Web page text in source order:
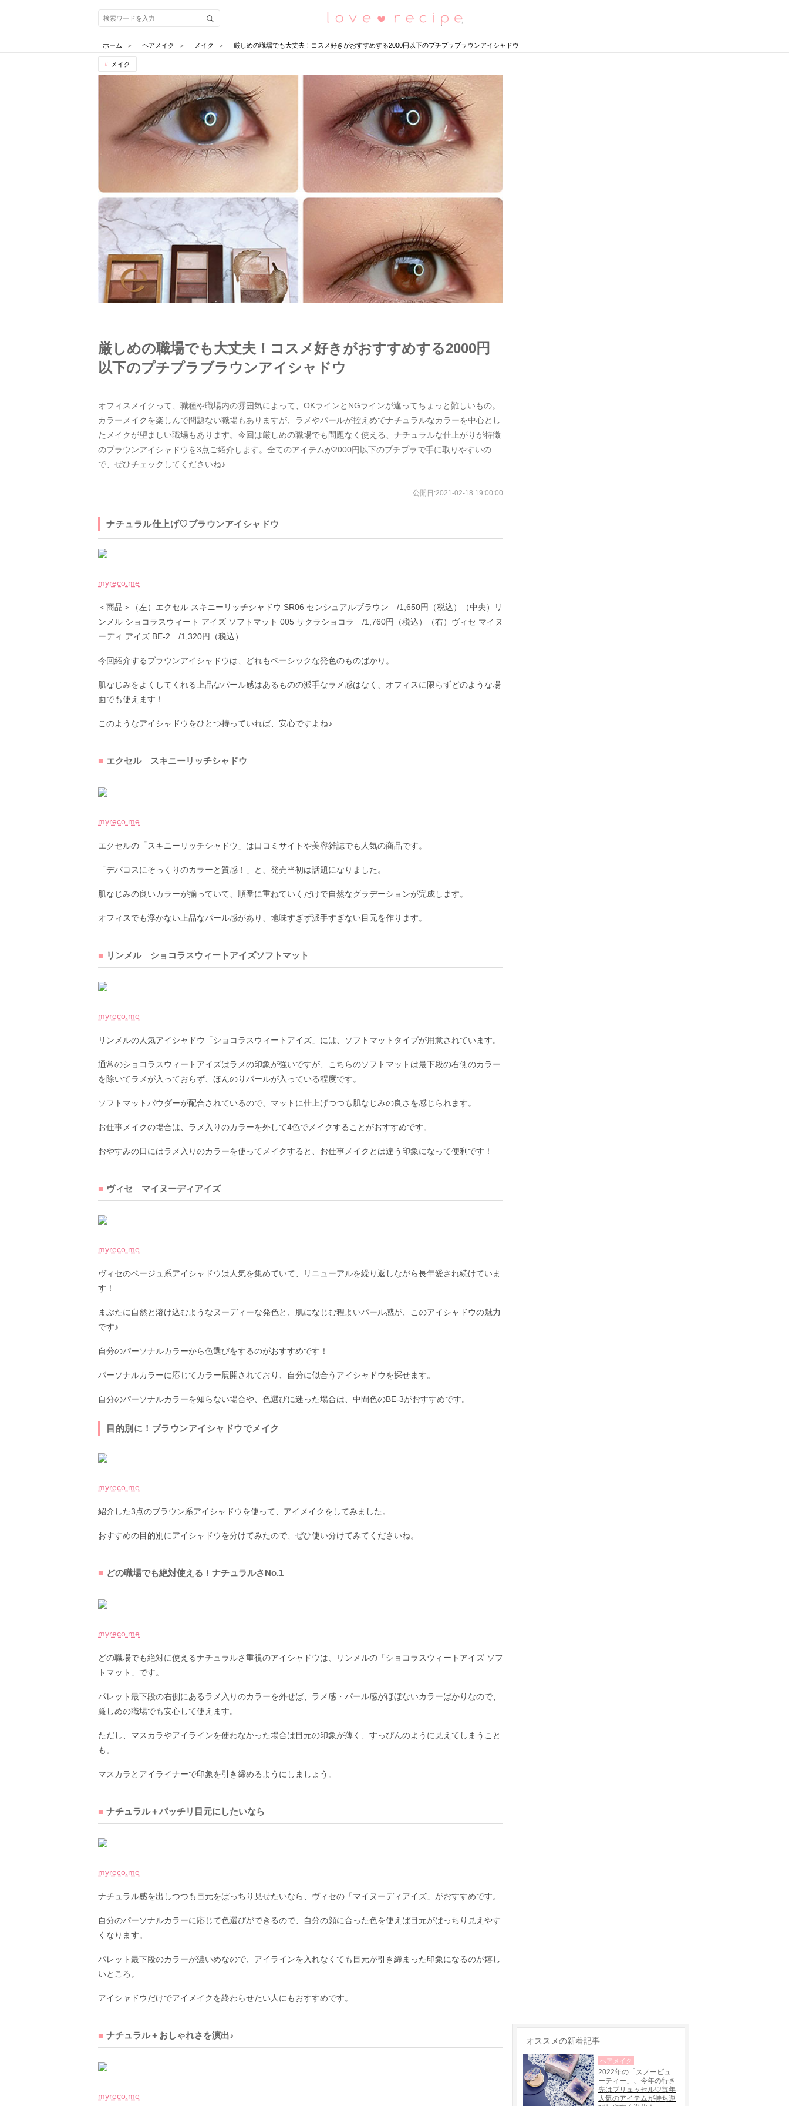
恋愛レシピ
ホーム ヘアメイク メイク 厳しめの職場でも大丈夫！コスメ好きがおすすめする2000円以下のプチプラブラウンアイシャドウ
メイク
厳しめの職場でも大丈夫！コスメ好きがおすすめする2000円
以下のプチプラブラウンアイシャドウ
オフィスメイクって、職種や職場内の雰囲気によって、OKラインとNGラインが違ってちょっと難しいもの。
カラーメイクを楽しんで問題ない職場もありますが、ラメやパールが控えめでナチュラルなカラーを中心とし
たメイクが望ましい職場もあります。今回は厳しめの職場でも問題なく使える、ナチュラルな仕上がりが特徴
のブラウンアイシャドウを3点ご紹介します。全てのアイテムが2000円以下のプチプラで手に取りやすいの
で、ぜひチェックしてくださいね♪
公開日:2021-02-18 19:00:00
ナチュラル仕上げ♡ブラウンアイシャドウ
myreco.me
＜商品＞（左）エクセル スキニーリッチシャドウ SR06 センシュアルブラウン /1,650円（税込）（中央）リ
ンメル ショコラスウィート アイズ ソフトマット 005 サクラショコラ /1,760円（税込）（右）ヴィセ マイヌ
ーディ アイズ BE-2 /1,320円（税込）
今回紹介するブラウンアイシャドウは、どれもベーシックな発色のものばかり。
肌なじみをよくしてくれる上品なパール感はあるものの派手なラメ感はなく、オフィスに限らずどのような場
面でも使えます！
このようなアイシャドウをひとつ持っていれば、安心ですよね♪
エクセル スキニーリッチシャドウ
myreco.me
エクセルの「スキニーリッチシャドウ」は口コミサイトや美容雑誌でも人気の商品です。
「デパコスにそっくりのカラーと質感！」と、発売当初は話題になりました。
肌なじみの良いカラーが揃っていて、順番に重ねていくだけで自然なグラデーションが完成します。
オフィスでも浮かない上品なパール感があり、地味すぎず派手すぎない目元を作ります。
リンメル ショコラスウィートアイズソフトマット
myreco.me
リンメルの人気アイシャドウ「ショコラスウィートアイズ」には、ソフトマットタイプが用意されています。
通常のショコラスウィートアイズはラメの印象が強いですが、こちらのソフトマットは最下段の右側のカラー
を除いてラメが入っておらず、ほんのりパールが入っている程度です。
ソフトマットパウダーが配合されているので、マットに仕上げつつも肌なじみの良さを感じられます。
お仕事メイクの場合は、ラメ入りのカラーを外して4色でメイクすることがおすすめです。
おやすみの日にはラメ入りのカラーを使ってメイクすると、お仕事メイクとは違う印象になって便利です！
ヴィセ マイヌーディアイズ
myreco.me
ヴィセのベージュ系アイシャドウは人気を集めていて、リニューアルを繰り返しながら長年愛され続けていま
す！
まぶたに自然と溶け込むようなヌーディーな発色と、肌になじむ程よいパール感が、このアイシャドウの魅力
です♪
自分のパーソナルカラーから色選びをするのがおすすめです！
パーソナルカラーに応じてカラー展開されており、自分に似合うアイシャドウを探せます。
自分のパーソナルカラーを知らない場合や、色選びに迷った場合は、中間色のBE-3がおすすめです。
目的別に！ブラウンアイシャドウでメイク
myreco.me
紹介した3点のブラウン系アイシャドウを使って、アイメイクをしてみました。
おすすめの目的別にアイシャドウを分けてみたので、ぜひ使い分けてみてくださいね。
どの職場でも絶対使える！ナチュラルさNo.1
myreco.me
どの職場でも絶対に使えるナチュラルさ重視のアイシャドウは、リンメルの「ショコラスウィートアイズ ソフ
トマット」です。
パレット最下段の右側にあるラメ入りのカラーを外せば、ラメ感・パール感がほぼないカラーばかりなので、
厳しめの職場でも安心して使えます。
ただし、マスカラやアイラインを使わなかった場合は目元の印象が薄く、すっぴんのように見えてしまうこと
も。
マスカラとアイライナーで印象を引き締めるようにしましょう。
ナチュラル＋パッチリ目元にしたいなら
myreco.me
ナチュラル感を出しつつも目元をぱっちり見せたいなら、ヴィセの「マイヌーディアイズ」がおすすめです。
自分のパーソナルカラーに応じて色選びができるので、自分の顔に合った色を使えば目元がぱっちり見えやす
くなります。
パレット最下段のカラーが濃いめなので、アイラインを入れなくても目元が引き締まった印象になるのが嬉し
いところ。
アイシャドウだけでアイメイクを終わらせたい人にもおすすめです。
ナチュラル＋おしゃれさを演出♪
myreco.me
オススメの新着記事
2022年の「スノービュ
ーティー」、今年の行き
先はブリュッセル♡毎年
人気のアイテムが持ち運
ヘアメイク